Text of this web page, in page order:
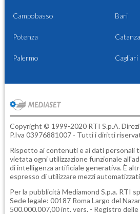
Campobasso Bari
Potenza
Palermo Cagliari
Copyright © 1999-2020 RTI S.p.A.
P.Iva 03976881007 - Tutti i diritti
Rispetto ai contenuti e ai dati personali
vietata ogni utilizzazione funzionale
di intelligenza artificiale generativa. È
espresso di utilizzare mezzi
Per la pubblicità Mediamond S.p.a. RTI
Sede legale: 00187 Roma Largo del
500.000.007,00 int. vers. - Registro delle